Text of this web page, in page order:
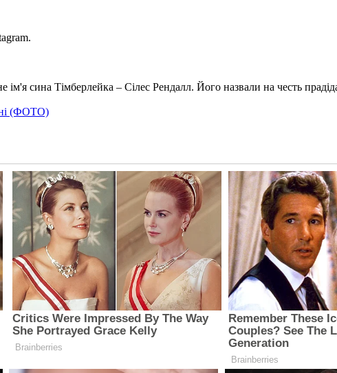
сина Тімберлейка – Сілес Рендалл. Його назвали на честь
(ФОТО)